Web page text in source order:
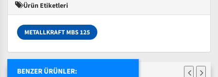
Ürün Etiketleri
METALLKRAFT MBS 125
BENZER ÜRÜNLER: